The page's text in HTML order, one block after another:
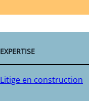
EXPERTISE
Litige en construction